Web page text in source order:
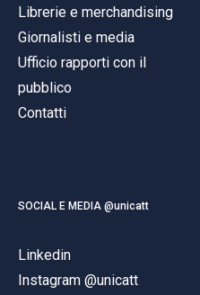
Librerie e merchandising
Giornalisti e media
Ufficio rapporti con il
pubblico
Contatti
SOCIAL E MEDIA @unicatt
Linkedin
Instagram @unicatt